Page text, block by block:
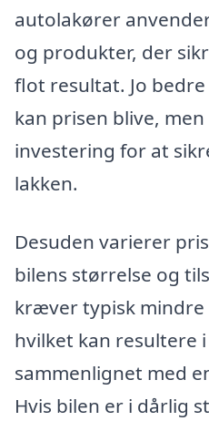
autolakører
og produkter, der
flot resultat. Jo
kan prisen blive,
investering for at
lakken.
Desuden varierer
bilens størrelse og
kræver typisk
hvilket kan resultere
sammenlignet med
Hvis bilen er i dårlig